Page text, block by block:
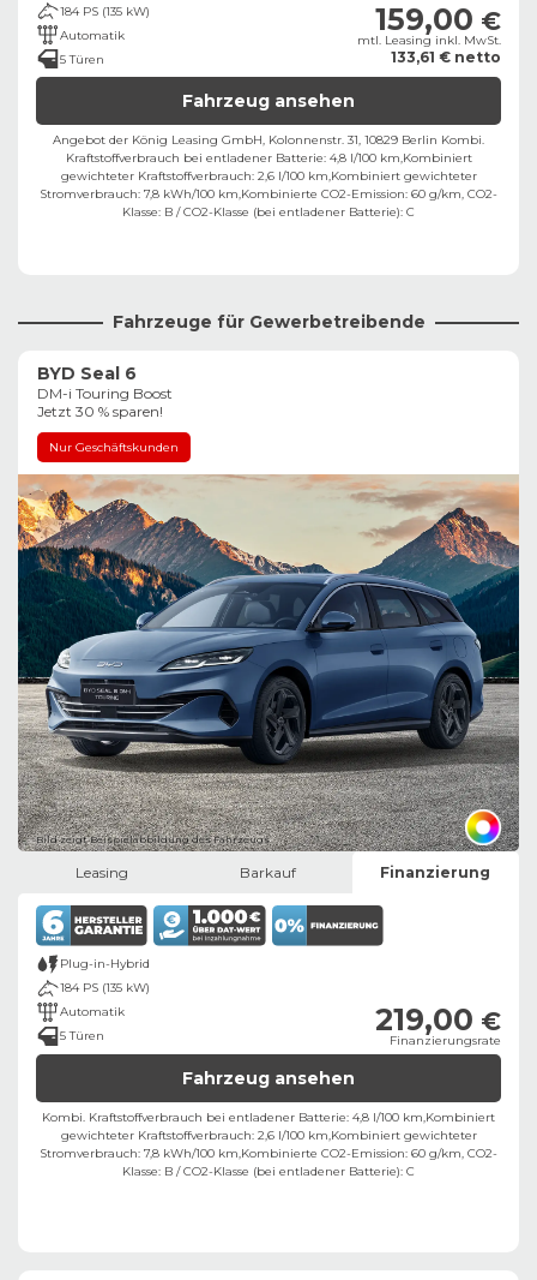
184 PS (135 kW)
Automatik
5 Türen
159,00 €
mtl. Leasing inkl. MwSt.
133,61 € netto
Fahrzeug ansehen
Angebot der König Leasing GmbH, Kolonnenstr. 31, 10829 Berlin ​ Kombi.
Kraftstoffverbrauch bei entladener Batterie: 4,8 l/100 km,Kombiniert
gewichteter Kraftstoffverbrauch: 2,6 l/100 km,Kombiniert gewichteter
Stromverbrauch: 7,8 kWh/100 km,Kombinierte CO2-Emission: 60 g/km, CO2-
Klasse: B /CO2-Klasse (bei entladener Batterie): C
Fahrzeuge für Gewerbetreibende
BYD Seal 6
DM-i Touring Boost
Jetzt 30 % sparen!
Nur Geschäftskunden
Bild zeigt Beispielabbildung des Fahrzeugs
Leasing Barkauf Finanzierung
Plug-in-Hybrid
184 PS (135 kW)
Automatik
5 Türen
219,00 €
Finanzierungsrate
Fahrzeug ansehen
Kombi. Kraftstoffverbrauch bei entladener Batterie: 4,8 l/100 km,Kombiniert
gewichteter Kraftstoffverbrauch: 2,6 l/100 km,Kombiniert gewichteter
Stromverbrauch: 7,8 kWh/100 km,Kombinierte CO2-Emission: 60 g/km, CO2-
Klasse: B /CO2-Klasse (bei entladener Batterie): C